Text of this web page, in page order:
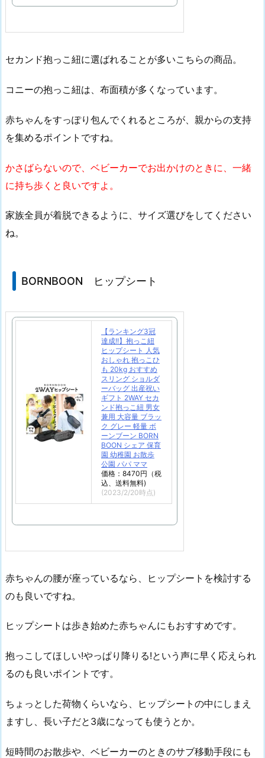
セカンド抱っこ紐に選ばれることが多いこちらの商品。
コニーの抱っこ紐は、布面積が多くなっています。
赤ちゃんをすっぽり包んでくれるところが、親からの支持
を集めるポイントですね。
かさばらないので、ベビーカーでお出かけのときに、一緒
に持ち歩くと良いですよ。
家族全員が着脱できるように、サイズ選びをしてください
ね。
BORNBOON ヒップシート
【ランキング3冠
達成!!】抱っこ紐
ヒップシート 人気
おしゃれ 抱っこひ
も 20kg おすすめ
スリング ショルダ
ーバッグ 出産祝い
ギフト 2WAY セカ
ンド抱っこ紐 男女
兼用 大容量 ブラッ
ク グレー 軽量 ボ
ーンブーン BORN
BOON シェア 保育
園 幼稚園 お散歩
公園 パパ ママ
価格：8470円（税
込、送料無料)
(2023/2/20時点)
赤ちゃんの腰が座っているなら、ヒップシートを検討する
のも良いですね。
ヒップシートは歩き始めた赤ちゃんにもおすすめです。
抱っこしてほしい!やっぱり降りる!という声に早く応えられ
るのも良いポイントです。
ちょっとした荷物くらいなら、ヒップシートの中にしまえ
ますし、長い子だと3歳になっても使うとか。
短時間のお散歩や、ベビーカーのときのサブ移動手段にも